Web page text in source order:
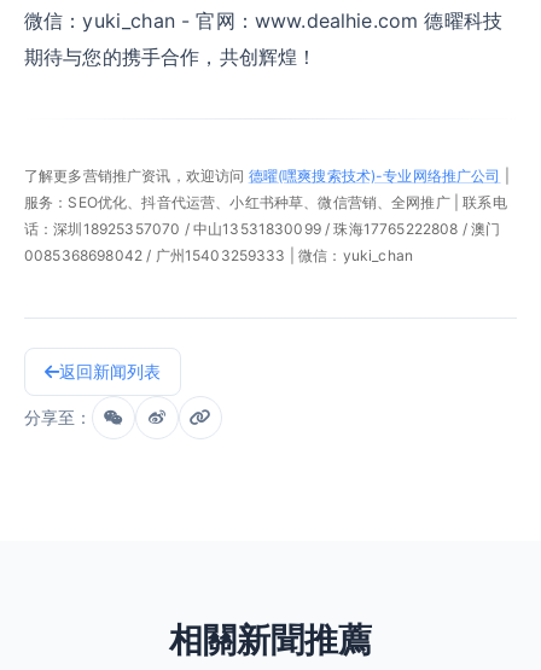
微信：yuki_chan - 官网：www.dealhie.com 德曜科技
期待与您的携手合作，共创辉煌！
了解更多营销推广资讯，欢迎访问 德曜(嘿爽搜索技术)-专业网络推广公司
服务：SEO优化、抖音代运营、小红书种草、微信营销、全网推广 | 联系电
话：深圳18925357070 / 中山13531830099 / 珠海17765222808 / 澳门
0085368698042 / 广州15403259333 | 微信：yuki_chan
返回新闻列表
分享至：
相關新聞推薦